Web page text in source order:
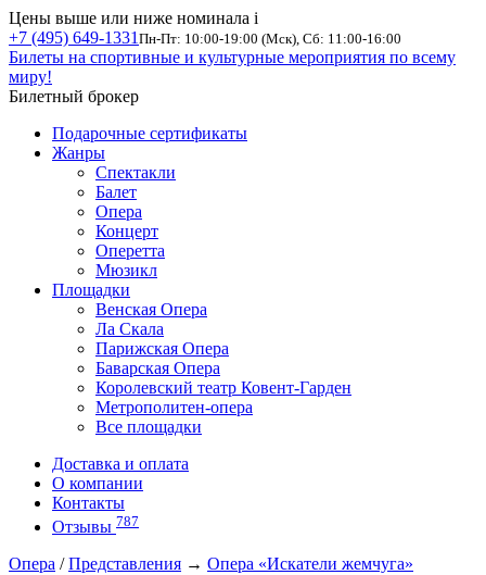
Цены выше или ниже номинала i
+7 (495) 649-1331 Пн-Пт: 10:00-19:00 (Мск), Сб: 11:00-16:00
Билеты на спортивные и культурные мероприятия по всему
миру!
Билетный брокер
Подарочные сертификаты
Жанры
Спектакли
Балет
Опера
Концерт
Оперетта
Мюзикл
Площадки
Венская Опера
Ла Скала
Парижская Опера
Баварская Опера
Королевский театр Ковент-Гарден
Метрополитен-опера
Все площадки
Доставка и оплата
О компании
Контакты
Отзывы 787
Опера /Представления → Опера «Искатели жемчуга»